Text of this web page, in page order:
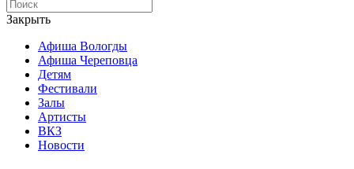
Закрыть
Афиша Вологды
Афиша Череповца
Детям
Фестивали
Залы
Артисты
ВКЗ
Новости